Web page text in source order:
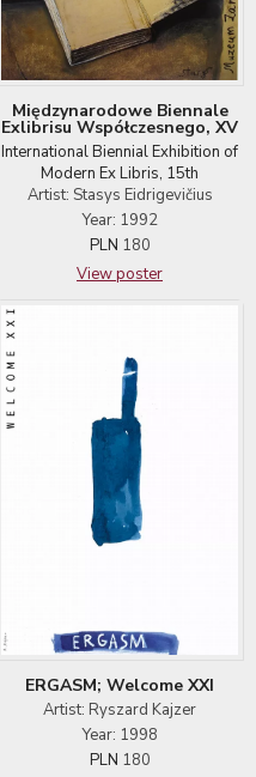
Międzynarodowe Biennale
Exlibrisu Współczesnego, XV
International Biennial Exhibition of
Modern Ex Libris, 15th
Artist: Stasys Eidrigevičius
Year: 1992
PLN 180
View poster
ERGASM; Welcome XXI
Artist: Ryszard Kajzer
Year: 1998
PLN 180